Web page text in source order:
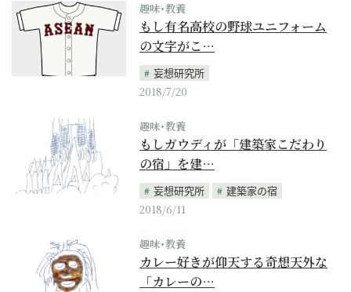
趣味･教養
もし有名高校の野球ユニフォーム
の文字がこ…
妄想研究所
2018/7/20
趣味･教養
もしガウディが「建築家こだわり
の宿」を建…
妄想研究所
建築家の宿
2018/6/11
趣味･教養
カレー好きが仰天する奇想天外な
「カレーの…